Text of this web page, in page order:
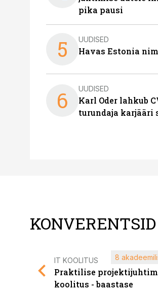
pika pausi
5 UUDISED
Havas Estonia
6 UUDISED
Karl Oder lahkub
turundaja
IT KOOLITUS
Praktilise
koolitus - baastase
8